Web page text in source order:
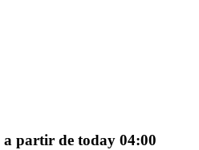
e comissões de copy trading
partir de today 04:00